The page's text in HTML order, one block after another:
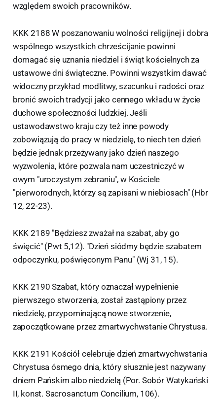
względem swoich pracowników.
KKK 2188 W poszanowaniu wolności religijnej i dobra
wspólnego wszystkich chrześcijanie powinni
domagać się uznania niedziel i świąt kościelnych za
ustawowe dni świąteczne. Powinni wszystkim dawać
widoczny przykład modlitwy, szacunku i radości oraz
bronić swoich tradycji jako cennego wkładu w życie
duchowe społeczności ludzkiej. Jeśli
ustawodawstwo kraju czy też inne powody
zobowiązują do pracy w niedzielę, to niech ten dzień
będzie jednak przeżywany jako dzień naszego
wyzwolenia, które pozwala nam uczestniczyć w
owym "uroczystym zebraniu", w Kościele
"pierworodnych, którzy są zapisani w niebiosach" (Hbr
12, 22-23).
KKK 2189 "Będziesz zważał na szabat, aby go
święcić" (Pwt 5,12). "Dzień siódmy będzie szabatem
odpoczynku, poświęconym Panu" (Wj 31, 15).
KKK 2190 Szabat, który oznaczał wypełnienie
pierwszego stworzenia, został zastąpiony przez
niedzielę, przypominającą nowe stworzenie,
zapoczątkowane przez zmartwychwstanie Chrystusa.
KKK 2191 Kościół celebruje dzień zmartwychwstania
Chrystusa ósmego dnia, który słusznie jest nazywany
dniem Pańskim albo niedzielą (Por. Sobór Watykański
II, konst. Sacrosanctum Concilium, 106).